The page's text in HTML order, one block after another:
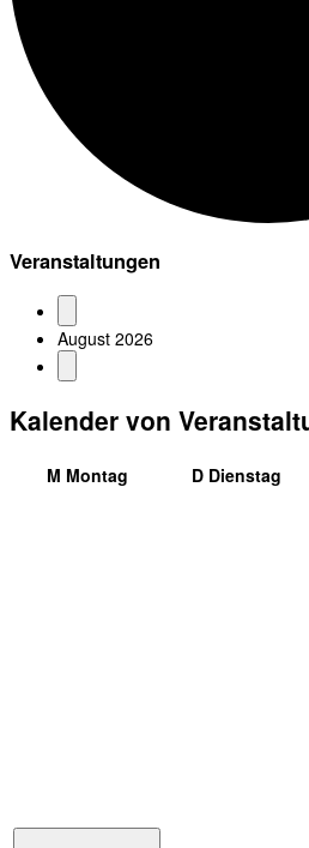
Veranstaltungen
August 2026
Kalender von
M Montag D Dienstag